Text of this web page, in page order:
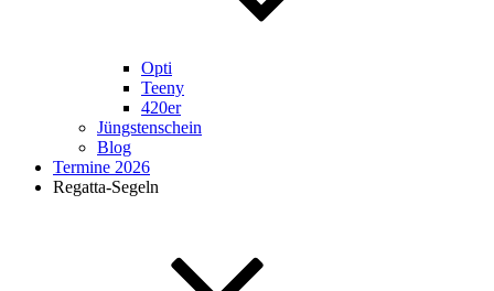
Opti
Teeny
420er
Jüngstenschein
Blog
Termine 2026
Regatta-Segeln